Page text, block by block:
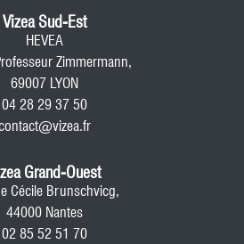
Vizea Sud-Est
HEVEA
Zimmermann,
69007 LYON
04 28 29 37 50
Grand-Ouest
Cécile Brunschvicg,
44000 Nantes
02 85 52 51 70